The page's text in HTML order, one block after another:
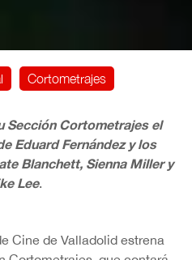
Cortometrajes
Sección Cortometrajes el
Eduard Fernández y los
Blanchett, Sienna Miller y
Lee.
Cine de Valladolid estrena